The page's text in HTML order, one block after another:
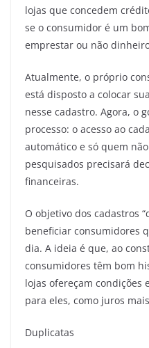
lojas que concedem
se o consumidor é um
emprestar ou não
Atualmente, o próprio
está disposto a colocar
nesse cadastro. Agora, o
processo: o acesso ao
automático e só quem
pesquisados precisará
financeiras.
O objetivo dos cadastros
beneficiar consumidores
dia. A ideia é que, ao
consumidores têm bom
lojas ofereçam condições
para eles, como juros
Duplicatas